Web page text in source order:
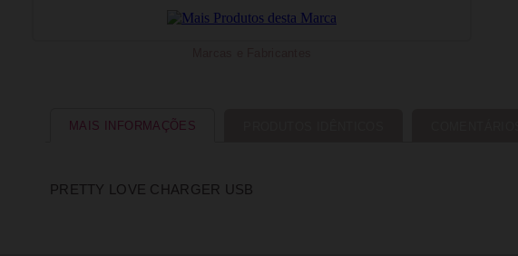
MAIS INFORMAÇÕES
PRETTY LOVE CHARGER USB